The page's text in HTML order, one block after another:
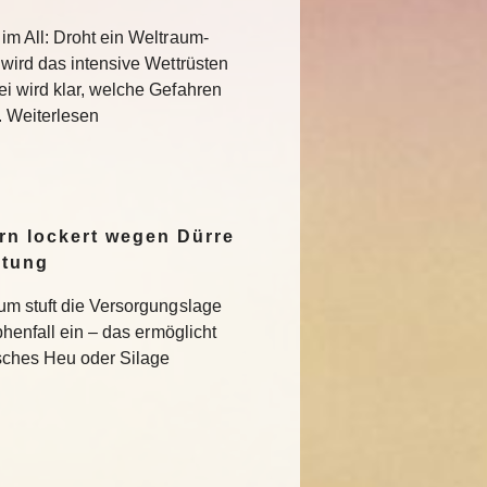
All: Droht ein Weltraum-
das intensive Wettrüsten
wird klar, welche Gefahren
Weiterlesen
lockert wegen Dürre
stuft die Versorgungslage
ein – das ermöglicht
Heu oder Silage